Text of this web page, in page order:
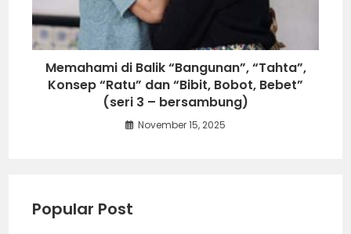
Memahami di Balik “Bangunan”, “Tahta”,
Konsep “Ratu” dan “Bibit, Bobot, Bebet”
(seri 3 – bersambung)
November 15, 2025
Popular Post